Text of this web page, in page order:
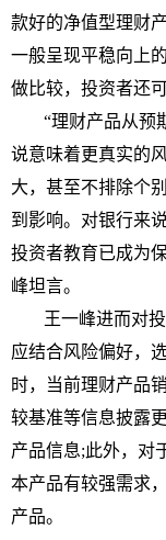
款好的净值型理财
一般呈现平稳向上
做比较， 投资者还
“理财产品从预
说意味着更真实的
大，甚至不排除个
到影响。对银行来
投资者教育已成为
峰坦言。
王一峰进而对
应结合风险偏好，
时，当前理财产品
较基准等信息披露
产品信息;此外，对
本产品有较强需求
产品。